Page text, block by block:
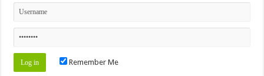
Remember Me